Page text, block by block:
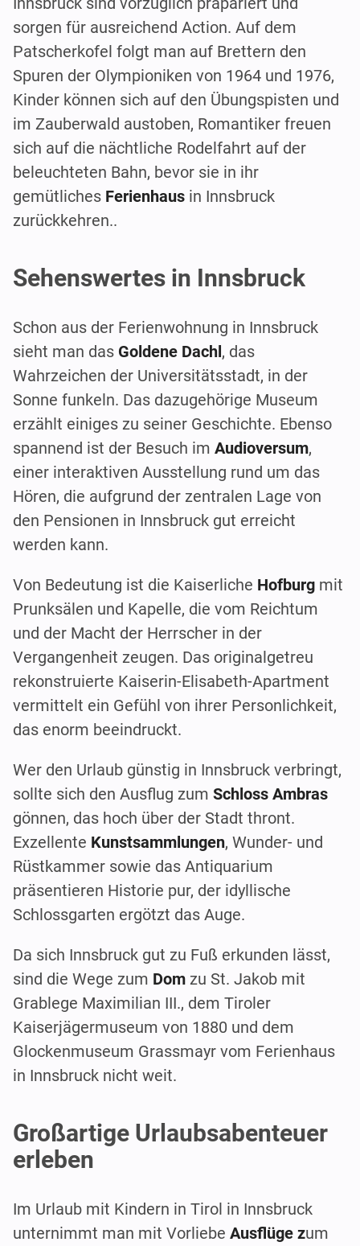
sorgen für ausreichend Action. Auf dem
Patscherkofel folgt man auf Brettern den
Spuren der Olympioniken von 1964 und 1976,
Kinder können sich auf den Übungspisten und
im Zauberwald austoben, Romantiker freuen
sich auf die nächtliche Rodelfahrt auf der
beleuchteten Bahn, bevor sie in ihr
gemütliches Ferienhaus in Innsbruck
zurückkehren..
Sehenswertes in Innsbruck
Schon aus der Ferienwohnung in Innsbruck
sieht man das Goldene Dachl, das
Wahrzeichen der Universitätsstadt, in der
Sonne funkeln. Das dazugehörige Museum
erzählt einiges zu seiner Geschichte. Ebenso
spannend ist der Besuch im Audioversum,
einer interaktiven Ausstellung rund um das
Hören, die aufgrund der zentralen Lage von
den Pensionen in Innsbruck gut erreicht
werden kann.
Von Bedeutung ist die Kaiserliche Hofburg mit
Prunksälen und Kapelle, die vom Reichtum
und der Macht der Herrscher in der
Vergangenheit zeugen. Das originalgetreu
rekonstruierte Kaiserin-Elisabeth-Apartment
vermittelt ein Gefühl von ihrer Personlichkeit,
das enorm beeindruckt.
Wer den Urlaub günstig in Innsbruck verbringt,
sollte sich den Ausflug zum Schloss Ambras
gönnen, das hoch über der Stadt thront.
Exzellente Kunstsammlungen, Wunder- und
Rüstkammer sowie das Antiquarium
präsentieren Historie pur, der idyllische
Schlossgarten ergötzt das Auge.
Da sich Innsbruck gut zu Fuß erkunden lässt,
sind die Wege zum Dom zu St. Jakob mit
Grablege Maximilian III., dem Tiroler
Kaiserjägermuseum von 1880 und dem
Glockenmuseum Grassmayr vom Ferienhaus
in Innsbruck nicht weit.
Großartige Urlaubsabenteuer
erleben
Im Urlaub mit Kindern in Tirol in Innsbruck
unternimmt man mit Vorliebe Ausflüge zum